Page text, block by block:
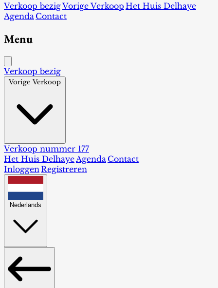
Verkoop bezigVorige Verkoop Het Huis Delhaye
Agenda Contact
Menu
Verkoop bezig
Vorige Verkoop
Verkoop nummer 177
Het Huis DelhayeAgenda Contact
InloggenRegistreren
Nederlands